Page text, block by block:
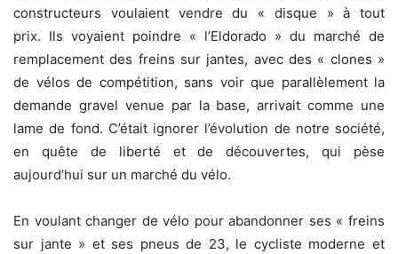
constructeurs voulaient vendre du « disque » à tout
prix. Ils voyaient poindre « l’Eldorado » du marché de
remplacement des freins sur jantes, avec des « clones »
de vélos de compétition, sans voir que parallèlement la
demande gravel venue par la base, arrivait comme une
lame de fond. C’était ignorer l’évolution de notre société,
en quête de liberté et de découvertes, qui pèse
aujourd’hui sur un marché du vélo.
En voulant changer de vélo pour abandonner ses « freins
sur jante » et ses pneus de 23, le cycliste moderne et